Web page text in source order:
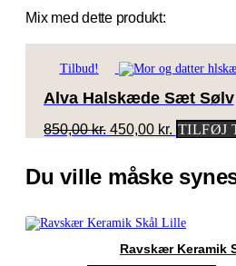
Mix med dette produkt:
Tilbud!
Alva Halskæde Sæt Sølv
850,00kr. Den
var:
450,00 kr. Den
er:
450,00 kr..
TILFØJ
Du ville måske
Ravskær Keramik